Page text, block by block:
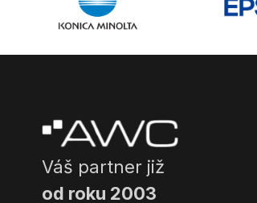
Váš partner již
od roku 2003